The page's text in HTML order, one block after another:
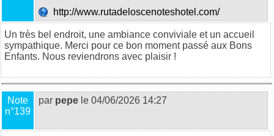
http://www.rutadeloscenoteshotel.com/
Un très bel endroit, une ambiance conviviale et un accueil
sympathique. Merci pour ce bon moment passé aux Bons
Enfants. Nous reviendrons avec plaisir !
Note
n°139
par pepe le 04/06/2026 14:27